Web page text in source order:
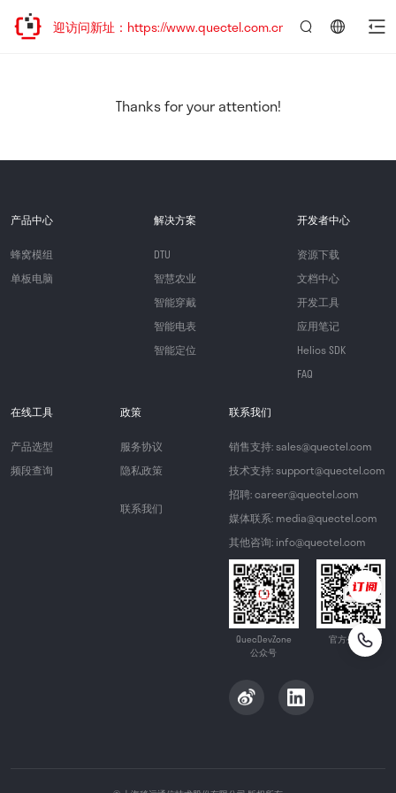
移，欢迎访问新址：https://www.quectel.com.cn
Thanks for your attention!
产品中心
蜂窝模组
单板电脑
解决方案
DTU
智慧农业
智能穿戴
智能电表
智能定位
开发者中心
资源下载
文档中心
开发工具
应用笔记
Helios SDK
FAQ
在线工具
产品选型
频段查询
政策
服务协议
隐私政策
联系我们
联系我们
销售支持: sales@quectel.com
技术支持: support@quectel.com
招聘: career@quectel.com
媒体联系: media@quectel.com
其他咨询: info@quectel.com
QuecDevZone
公众号
官方公众号